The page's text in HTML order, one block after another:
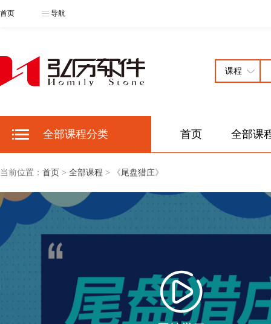
首页 导航
全部课程分类 首页 全部课
当前位置： 首页 > 全部课程 > 《尾盘猎庄》